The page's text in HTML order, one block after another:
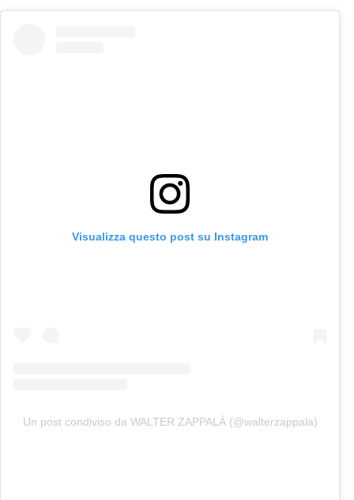
Visualizza questo post su Instagram
Un post condiviso da WALTER ZAPPALÀ (@walterzappala)